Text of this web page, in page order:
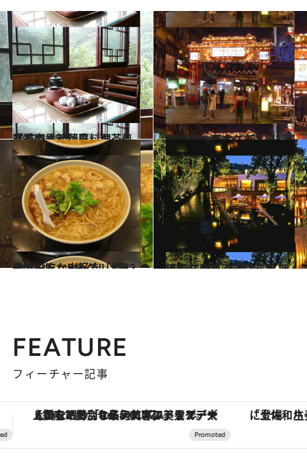
2012.5.15
春茶の季節到来。お茶処「猫空」と茶葉料理
旅＆お出かけ 2012.4.10
台湾食べ歩きグルメ第3弾「夜市de屋台ご飯」
旅＆お出かけ
2012.3.5
台湾小吃＝B級グルメ第2弾はみんな大好き「麺」
旅＆お出かけ 2012.2.4
温泉パラダイス台湾で ほっこりしてみませんか？
旅＆お出かけ
FEATURE
フィーチャー記事
「土佐和ハーブかき氷」がOMO7高知に登場！生姜、山椒、大葉など目にも舌にも涼を呼ぶ郷土の味